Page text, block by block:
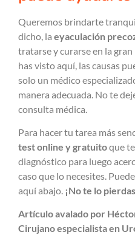
Queremos brindarte
dicho, la eyaculación
tratarse y curarse en la
has visto aquí, las causas
solo un médico
manera adecuada. No te
consulta médica.
Para hacer tu tarea más
test online y gratuitoque
diagnóstico para luego
caso que lo necesites.
aquí abajo. ¡No te lo
Artículo avalado por
Cirujano especialista en